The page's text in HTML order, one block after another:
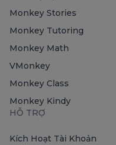
Monkey Stories
Monkey Tutoring
Monkey Math
VMonkey
Monkey Class
Monkey Kindy
HỖ TRỢ
Kích Hoạt Tài Khoản